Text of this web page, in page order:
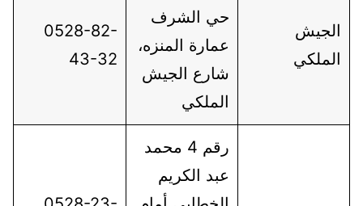
الجيش
الملكي
حي الشرف
عمارة المنزه،
شارع الجيش
الملكي
0528-82-
43-32
رقم 4 محمد
عبد الكريم